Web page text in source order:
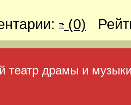
(0)
театр драмы и